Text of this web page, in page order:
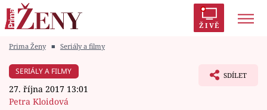
ŽIVĚ
Módní alarm
Prima Ženy ■ Seriály a filmy
SERIÁLY A FILMY
27. října 2017 13:01
Petra Kloidová
SDÍLET